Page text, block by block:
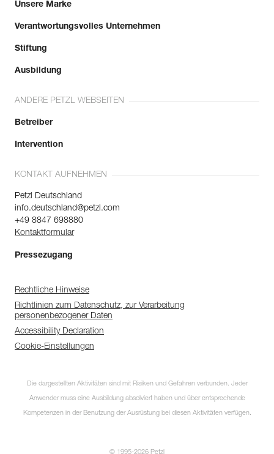
Unsere Marke
Verantwortungsvolles Unternehmen
Stiftung
Ausbildung
ANDERE PETZL WEBSEITEN
Betreiber
Intervention
KONTAKT AUFNEHMEN
Petzl Deutschland
info.deutschland@petzl.com
+49 8847 698880
Kontaktformular
Pressezugang
Rechtliche Hinweise
Richtlinien zum Datenschutz, zur Verarbeitung
personenbezogener Daten
Accessibility Declaration
Cookie-Einstellungen
Die dargestellten Aktivitäten sind mit Risiken und Gefahren verbunden. Jeder
Anwender muss eine Ausbildung absolviert haben und über entsprechende
Kompetenzen in der Benutzung der Ausrüstung bei diesen Aktivitäten verfügen.